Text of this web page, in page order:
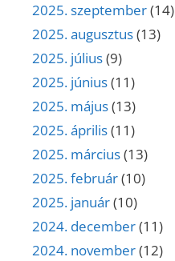
2025. szeptember(14)
2025. augusztus(13)
2025. július(9)
2025. június(11)
2025. május(13)
2025. április(11)
2025. március(13)
2025. február(10)
2025. január(10)
2024. december(11)
2024. november(12)